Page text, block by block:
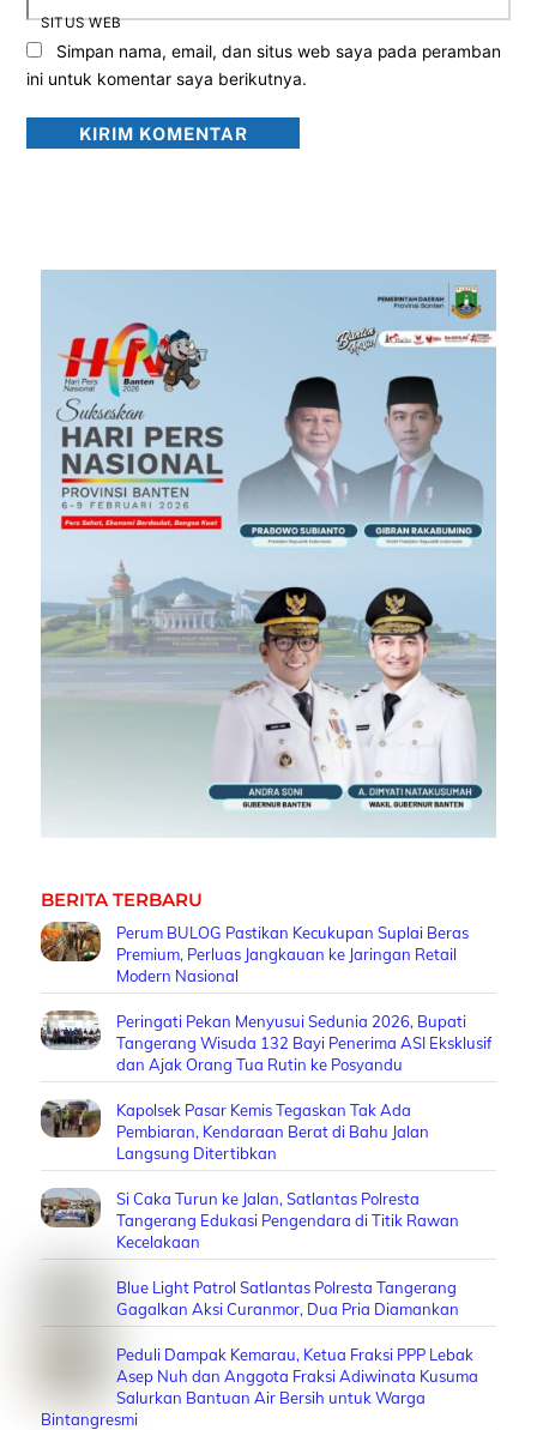
SITUS WEB
Simpan nama, email, dan situs web saya pada peramban
ini untuk komentar saya berikutnya.
BERITA TERBARU
Perum BULOG Pastikan Kecukupan Suplai Beras
Premium, Perluas Jangkauan ke Jaringan Retail
Modern Nasional
Peringati Pekan Menyusui Sedunia 2026, Bupati
Tangerang Wisuda 132 Bayi Penerima ASI Eksklusif
dan Ajak Orang Tua Rutin ke Posyandu
Kapolsek Pasar Kemis Tegaskan Tak Ada
Pembiaran, Kendaraan Berat di Bahu Jalan
Langsung Ditertibkan
Si Caka Turun ke Jalan, Satlantas Polresta
Tangerang Edukasi Pengendara di Titik Rawan
Kecelakaan
Blue Light Patrol Satlantas Polresta Tangerang
Gagalkan Aksi Curanmor, Dua Pria Diamankan
Peduli Dampak Kemarau, Ketua Fraksi PPP Lebak
Asep Nuh dan Anggota Fraksi Adiwinata Kusuma
Salurkan Bantuan Air Bersih untuk Warga
Bintangresmi